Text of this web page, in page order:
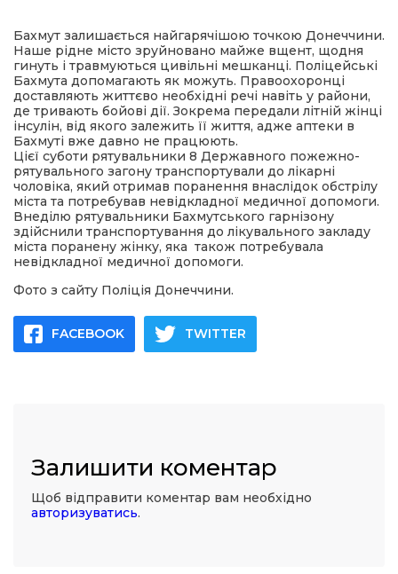
політика
місія
Бахмут залишається найгарячішою точкою Донеччини.
Наше рідне місто зруйновано майже вщент, щодня
гинуть і травмуються цивільні мешканці. Поліцейські
Бахмута допомагають як можуть. Правоохоронці
доставляють життєво необхідні речі навіть у райони,
де тривають бойові дії. Зокрема передали літній жінці
інсулін, від якого залежить її життя, адже аптеки в
Бахмуті вже давно не працюють.
Цієї суботи рятувальники 8 Державного пожежно-
рятувального загону транспортували до лікарні
чоловіка, який отримав поранення внаслідок обстрілу
міста та потребував невідкладної медичної допомоги.
Внеділю рятувальники Бахмутського гарнізону
здійснили транспортування до лікувального закладу
міста поранену жінку, яка також потребувала
невідкладної медичної допомоги.
Фото з сайту Поліція Донеччини.
FACEBOOK TWITTER
Залишити коментар
Щоб відправити коментар вам необхідно
авторизуватись.